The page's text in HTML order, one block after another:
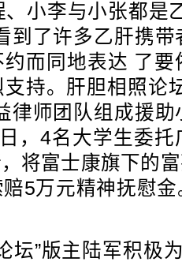
李与小张都是
到了许多乙肝携
而同地表达 了
持。肝胆相照论
律师团队组成援
，4名大学生委
将富士康旗下的
5万元精神抚慰
”版主陆军积极